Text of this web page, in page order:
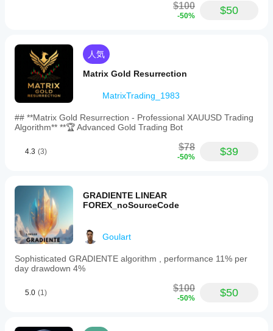
$100
-50% $50
人気
Matrix Gold Resurrection
MatrixTrading_1983
## **Matrix Gold Resurrection - Professional XAUUSD Trading
Algorithm** **🏆 Advanced Gold Trading Bot
4.3 (3) $78
-50% $39
GRADIENTE LINEAR
FOREX_noSourceCode
Goulart
Sophisticated GRADIENTE algorithm , performance 11% per
day drawdown 4%
5.0 (1) $100
-50% $50